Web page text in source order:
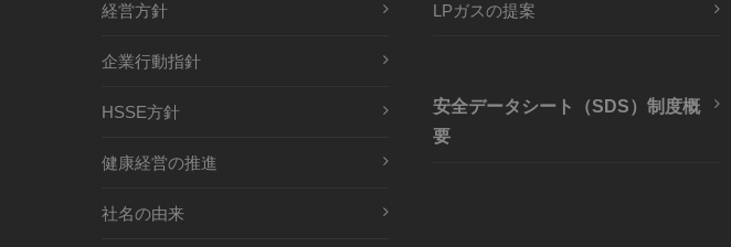
経営方針
企業行動指針
HSSE方針
健康経営の推進
社名の由来
LPガスの提案
安全データシート（SDS）制度概
要